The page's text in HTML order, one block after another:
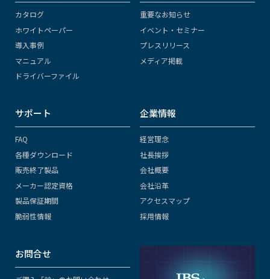
カタログ
ホワイトペーパー
導入事例
マニュアル
ドライバーファイル
重要なお知らせ
イベント・セミナー
プレスリリース
メディア掲載
サポート
FAQ
各種ダウンロード
販売終了製品
メーカー認定資格
製品保証期間
脆弱性情報
企業情報
経営理念
社長挨拶
会社概要
会社沿革
アクセスマップ
採用情報
お問合せ